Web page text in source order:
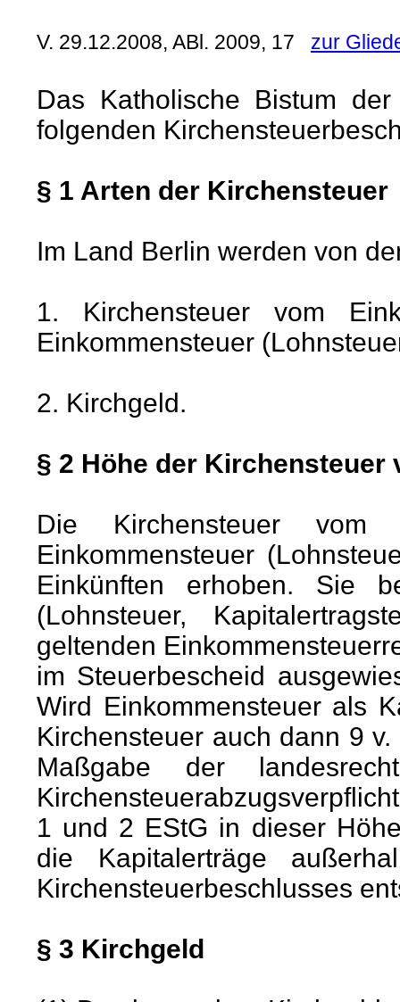
V. 29.12.2008, ABl. 2009, 17 zur
Das Katholische Bistum
folgenden
§ 1 Arten der Kirchensteuer
Im Land Berlin werden von
1. Kirchensteuer vom
Einkommensteuer
2. Kirchgeld.
§ 2 Höhe der Kirchensteuer
Die Kirchensteuer
Einkommensteuer
Einkünften erhoben. Sie
(Lohnsteuer,
geltenden
im Steuerbescheid
Wird Einkommensteuer als
Kirchensteuer auch dann 9
Maßgabe der
1 und 2 EStG in dieser
die Kapitalerträge
Kirchensteuerbeschlusses
§ 3 Kirchgeld